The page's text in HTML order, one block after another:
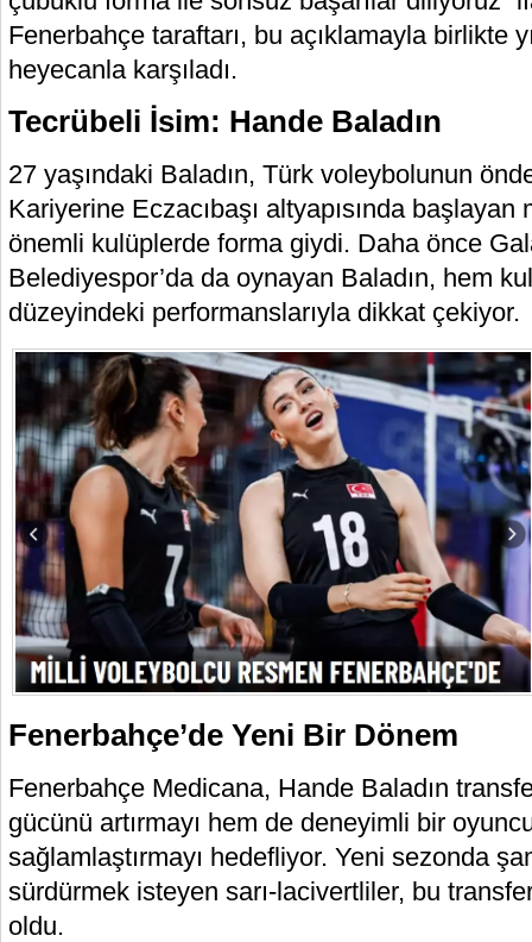
Fenerbahçe taraftarı, bu açıklamayla birlikte
heyecanla karşıladı.
Tecrübeli İsim: Hande Baladın
27 yaşındaki Baladın, Türk voleybolunun
Kariyerine Eczacıbaşı altyapısında
önemli kulüplerde forma giydi. Daha önce
Belediyespor’da da oynayan Baladın, hem
düzeyindeki performanslarıyla dikkat çekiyor.
Fenerbahçe’de Yeni Bir Dönem
Fenerbahçe Medicana, Hande Baladın
gücünü artırmayı hem de deneyimli bir
sağlamlaştırmayı hedefliyor. Yeni sezonda
sürdürmek isteyen sarı-lacivertliler, bu
oldu.